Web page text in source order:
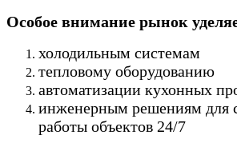
Особое внимание рынок
холодильным системам
тепловому оборудованию
автоматизации кухонных
инженерным решениям для
работы объектов 24/7